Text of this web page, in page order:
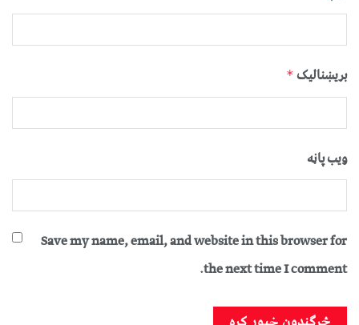
بریښنالیک *
ویب پاڼه
Save my name, email, and website in this browser for
the next time I comment.